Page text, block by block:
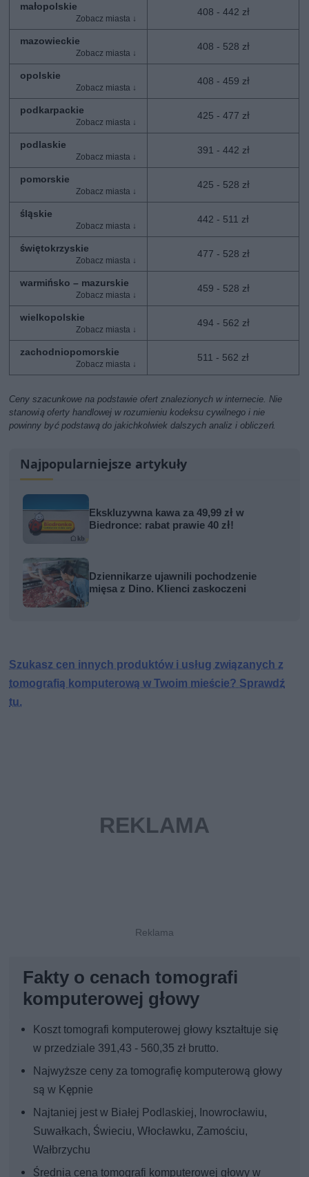
małopolskie 408 - 442 zł
mazowieckie 408 - 528 zł
opolskie 408 - 459 zł
podkarpackie 425 - 477 zł
podlaskie 391 - 442 zł
pomorskie 425 - 528 zł
śląskie 442 - 511 zł
świętokrzyskie 477 - 528 zł
warmińsko – mazurskie 459 - 528 zł
wielkopolskie 494 - 562 zł
zachodniopomorskie 511 - 562 zł
Ceny szacunkowe na podstawie ofert znalezionych w internecie. Nie
stanowią oferty handlowej w rozumieniu kodeksu cywilnego i nie
powinny być podstawą do jakichkolwiek dalszych analiz i obliczeń.
Najpopularniejsze artykuły
Ekskluzywna kawa za 49,99 zł w
Biedronce: rabat prawie 40 zł!
Dziennikarze ujawnili pochodzenie
mięsa z Dino. Klienci zaskoczeni
Szukasz cen innych produktów i usług związanych z
tomografią komputerową w Twoim mieście? Sprawdź
tu.
Fakty o cenach tomografi
komputerowej głowy
Koszt tomografi komputerowej głowy kształtuje się
w przedziale 391,43 - 560,35 zł brutto.
Najwyższe ceny za tomografię komputerową głowy
są w Kępnie
Najtaniej jest w Białej Podlaskiej, Inowrocławiu,
Suwałkach, Świeciu, Włocławku, Zamościu,
Wałbrzychu
Średnia cena tomografi komputerowej głowy w